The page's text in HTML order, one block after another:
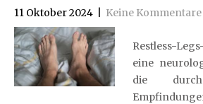
11 Oktober 2024 Keine Kommentare
Restless-
eine
die durch